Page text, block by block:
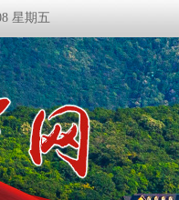
星期五